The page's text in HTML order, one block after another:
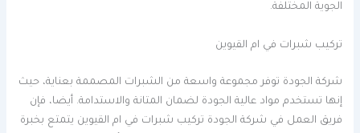
الجوية المختلفة.
تركيب شبرات في ام القيوين
شركة الجودة توفر مجموعة واسعة من الشبرات المصممة بعناية، حيث
إنها تستخدم مواد عالية الجودة لضمان المتانة والاستدامة. أيضا، فإن
فريق العمل في شركة الجودة تركيب شبرات في ام القيوين يتمتع بخبرة